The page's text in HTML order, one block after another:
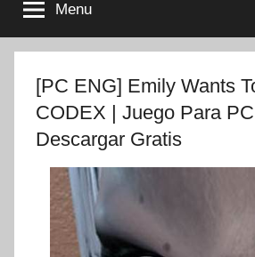
Menu
[PC ENG] Emily Wants
CODEX | Juego Para
Descargar Gratis